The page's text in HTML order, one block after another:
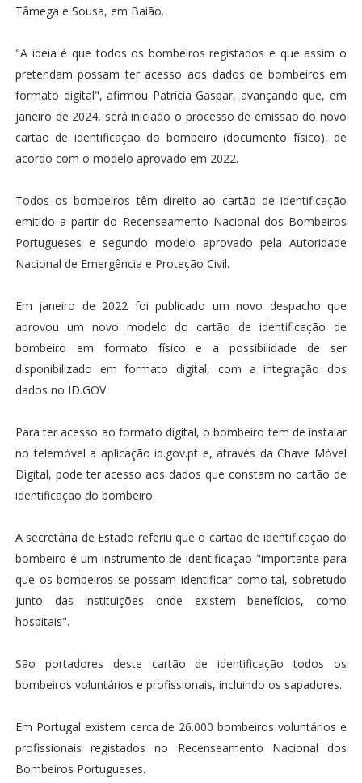
Tâmega e Sousa, em Baião.
"A ideia é que todos os bombeiros registados e que assim o
pretendam possam ter acesso aos dados de bombeiros em
formato digital", afirmou Patrícia Gaspar, avançando que, em
janeiro de 2024, será iniciado o processo de emissão do novo
cartão de identificação do bombeiro (documento físico), de
acordo com o modelo aprovado em 2022.
Todos os bombeiros têm direito ao cartão de identificação
emitido a partir do Recenseamento Nacional dos Bombeiros
Portugueses e segundo modelo aprovado pela Autoridade
Nacional de Emergência e Proteção Civil.
Em janeiro de 2022 foi publicado um novo despacho que
aprovou um novo modelo do cartão de identificação de
bombeiro em formato físico e a possibilidade de ser
disponibilizado em formato digital, com a integração dos
dados no ID.GOV.
Para ter acesso ao formato digital, o bombeiro tem de instalar
no telemóvel a aplicação id.gov.pt e, através da Chave Móvel
Digital, pode ter acesso aos dados que constam no cartão de
identificação do bombeiro.
A secretária de Estado referiu que o cartão de identificação do
bombeiro é um instrumento de identificação "importante para
que os bombeiros se possam identificar como tal, sobretudo
junto das instituições onde existem benefícios, como
hospitais".
São portadores deste cartão de identificação todos os
bombeiros voluntários e profissionais, incluindo os sapadores.
Em Portugal existem cerca de 26.000 bombeiros voluntários e
profissionais registados no Recenseamento Nacional dos
Bombeiros Portugueses.